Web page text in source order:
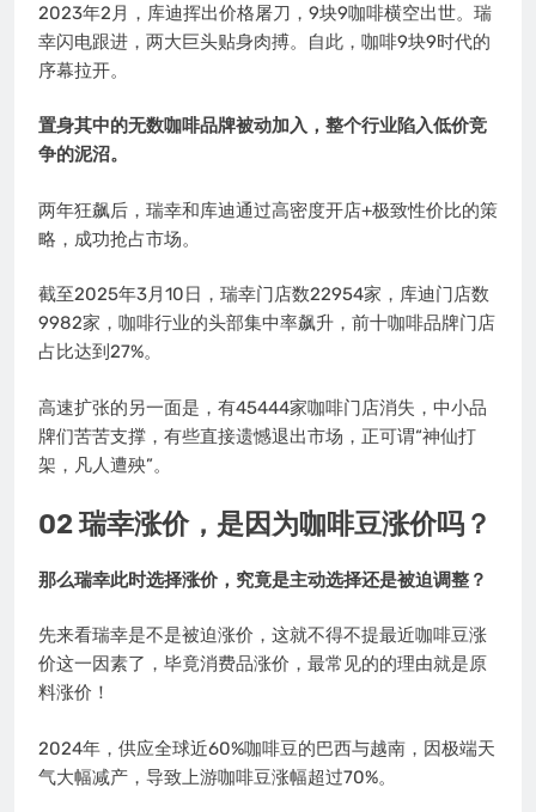
2023年2月，库迪挥出价格屠刀，9块9咖啡横空出世。瑞
幸闪电跟进，两大巨头贴身肉搏。自此，咖啡9块9时代的
序幕拉开。
置身其中的无数咖啡品牌被动加入，整个行业陷入低价竞
争的泥沼。
两年狂飙后，瑞幸和库迪通过高密度开店+极致性价比的策
略，成功抢占市场。
截至2025年3月10日，瑞幸门店数22954家，库迪门店数
9982家，咖啡行业的头部集中率飙升，前十咖啡品牌门店
占比达到27%。
高速扩张的另一面是，有45444家咖啡门店消失，中小品
牌们苦苦支撑，有些直接遗憾退出市场，正可谓“神仙打
架，凡人遭殃”。
02 瑞幸涨价，是因为咖啡豆涨价吗？
那么瑞幸此时选择涨价，究竟是主动选择还是被迫调整？
先来看瑞幸是不是被迫涨价，这就不得不提最近咖啡豆涨
价这一因素了，毕竟消费品涨价，最常见的的理由就是原
料涨价！
2024年，供应全球近60%咖啡豆的巴西与越南，因极端天
气大幅减产，导致上游咖啡豆涨幅超过70%。